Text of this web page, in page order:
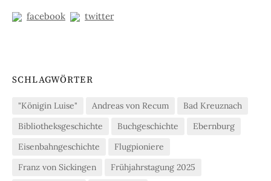
facebook twitter
SCHLAGWÖRTER
"Königin Luise" Andreas von Recum
Bad Kreuznach
Bibliotheksgeschichte
Buchgeschichte
Ebernburg
Eisenbahngeschichte
Flugpioniere
Franz von Sickingen
Frühjahrstagung 2025